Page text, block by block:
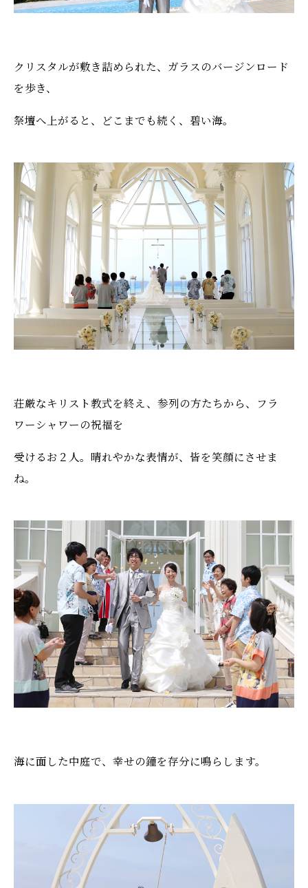
クリスタルが敷き詰められた、ガラスのバージンロード
を歩き、
祭壇へ上がると、どこまでも続く、碧い海。
荘厳なキリスト教式を終え、参列の方たちから、フラ
ワーシャワーの祝福を
受けるお２人。晴れやかな表情が、皆を笑顔にさせま
ね。
海に面した中庭で、幸せの鐘を存分に鳴らします。